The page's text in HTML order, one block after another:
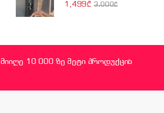
1,499₾ 3,000₾
მიიღე 10 000 ზე მეტი პროდუქცია